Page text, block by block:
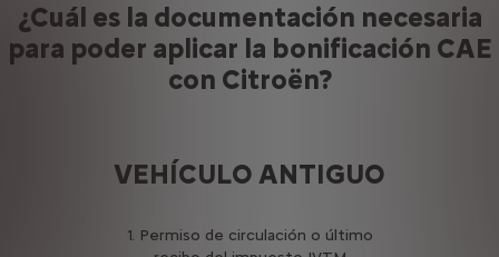
¿Cuál es la documentación necesaria
para poder aplicar la bonificación CAE
con Citroën?
VEHÍCULO ANTIGUO
1. Permiso de circulación o último